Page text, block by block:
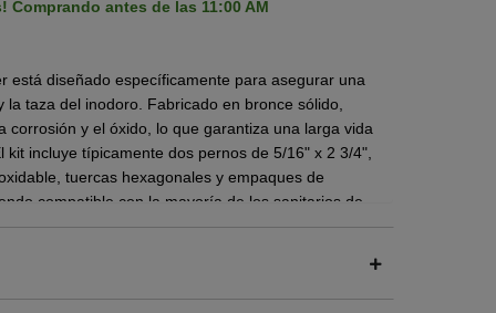
Comprando antes de las 11:00 AM
está diseñado específicamente para asegurar una
la taza del inodoro. Fabricado en bronce sólido
y el óxido, lo que garantiza una larga vida
kit incluye típicamentedos pernos de 5/16" x 2 3/4"
tuercas hexagonales y empaques de
compatible con la mayoría de los sanitarios de
entre el tanque y la taza, previniendo